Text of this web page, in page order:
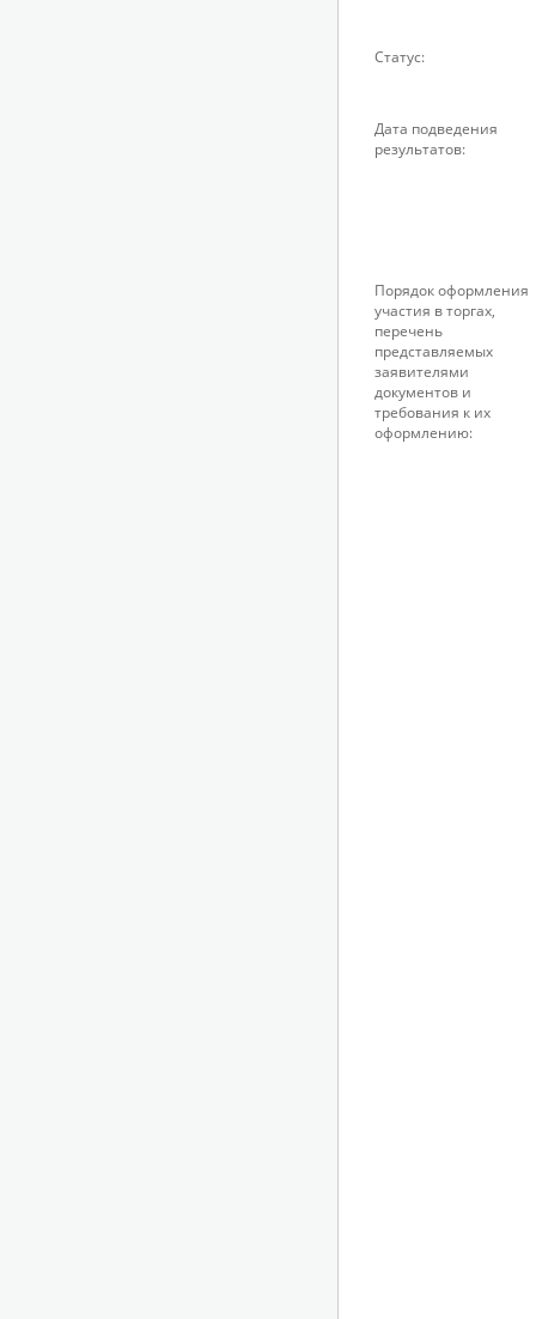
Статус:
Дата подведения
результатов:
Порядок оформления
участия в торгах,
перечень
представляемых
заявителями
документов и
требования к их
оформлению: